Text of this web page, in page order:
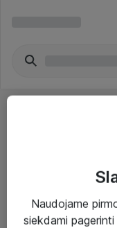
Paslaugos
Naudojame
siekdami